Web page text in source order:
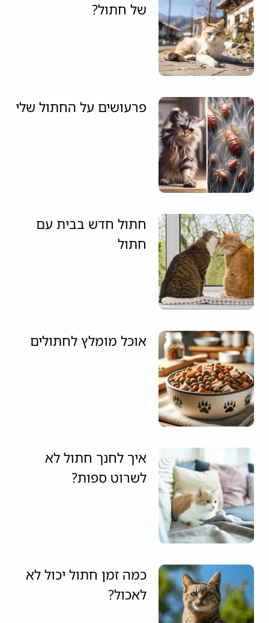
של חתול?
פרעושים על החתול שלי
חתול חדש בבית עם
חתול
אוכל מומלץ לחתולים
איך לחנך חתול לא
לשרוט ספות?
כמה זמן חתול יכול לא
לאכול?